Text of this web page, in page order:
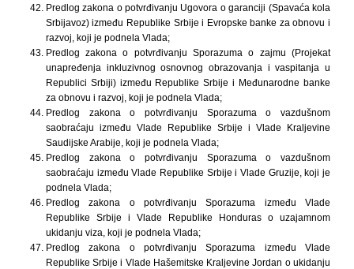
Predlog zakona o potvrđivanju Ugovora o garanciji (Spavaća kola
Srbijavoz) između Republike Srbije i Evropske banke za obnovu i
razvoj, koji je podnela Vlada;
Predlog zakona o potvrđivanju Sporazuma o zajmu (Projekat
unapređenja inkluzivnog osnovnog obrazovanja i vaspitanja u
Republici Srbiji) između Republike Srbije i Međunarodne banke
za obnovu i razvoj, koji je podnela Vlada;
Predlog zakona o potvrđivanju Sporazuma o vazdušnom
saobraćaju između Vlade Republike Srbije i Vlade Kraljevine
Saudijske Arabije, koji je podnela Vlada;
Predlog zakona o potvrđivanju Sporazuma o vazdušnom
saobraćaju između Vlade Republike Srbije i Vlade Gruzije, koji je
podnela Vlada;
Predlog zakona o potvrđivanju Sporazuma između Vlade
Republike Srbije i Vlade Republike Honduras o uzajamnom
ukidanju viza, koji je podnela Vlada;
Predlog zakona o potvrđivanju Sporazuma između Vlade
Republike Srbije i Vlade Hašemitske Kraljevine Jordan o ukidanju